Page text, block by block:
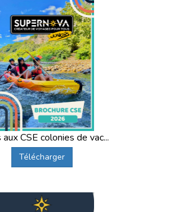
CSE colonies de vac...
Télécharger